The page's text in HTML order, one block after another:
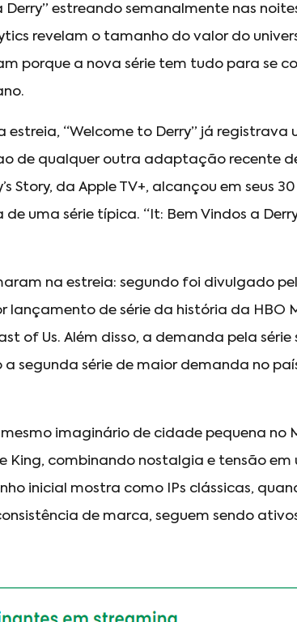
Derry” estreando semanalmente nas
revelam o tamanho do valor do
porque a nova série tem tudo para se
estreia, “Welcome to Derry” já registrava
de qualquer outra adaptação recente
Story, da Apple TV+, alcançou em seus
de uma série típica. “It: Bem Vindos a
na estreia: segundo foi divulgado
lançamento de série da história da HBO
of Us. Além disso, a demanda pela
segunda série de maior demanda no
imaginário de cidade pequena no
King, combinando nostalgia e tensão
inicial mostra como IPs clássicas,
de marca, seguem sendo